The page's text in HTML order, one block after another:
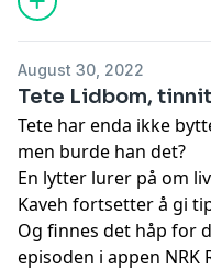
August 30, 2022
Tete Lidbom,
Tete har enda ikke
men burde han det?
En lytter lurer på om
Kaveh fortsetter å gi
Og finnes det håp for
episoden i appen NRK